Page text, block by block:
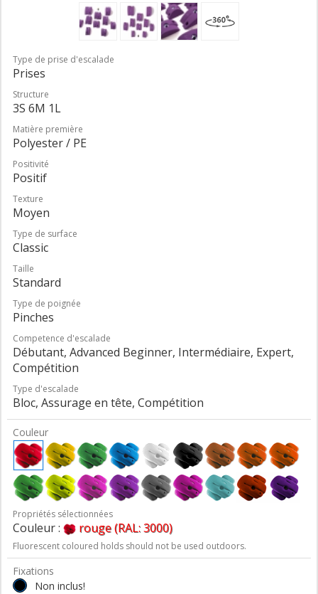
Type de prise d'escalade
Prises
Structure
3S 6M 1L
Matière première
Polyester / PE
Positivité
Positif
Texture
Moyen
Type de surface
Classic
Taille
Standard
Type de poignée
Pinches
Competence d'escalade
Débutant, Advanced Beginner, Intermédiaire, Expert,
Compétition
Type d'escalade
Bloc, Assurage en tête, Compétition
Couleur
Propriétés sélectionnées
Couleur : rouge (RAL: 3000)
Fluorescent coloured holds should not be used outdoors.
Fixations
Non inclus!